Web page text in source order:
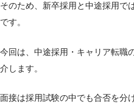
そのため、新卒採用と中途採用で
です。
今回は、中途採用・キャリア転職
介します。
面接は採用試験の中でも合否を分